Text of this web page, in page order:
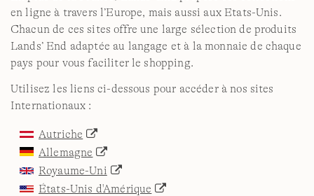
en ligne à travers l’Europe, mais aussi aux Etats-Unis.
Chacun de ces sites offre une large sélection de produits
Lands’ End adaptée au langage et à la monnaie de chaque
pays pour vous faciliter le shopping.
Utilisez les liens ci-dessous pour accéder à nos sites
Internationaux :
Autriche
Allemagne
Royaume-Uni
États-Unis d'Amérique